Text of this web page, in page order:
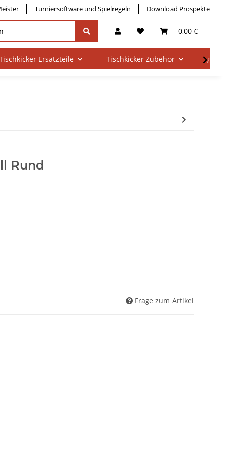
Turniersoftware und Spielregeln Download Prospekte
0,00 €
Ersatzteile Tischkicker Zubehör
Rund
Frage zum Artikel